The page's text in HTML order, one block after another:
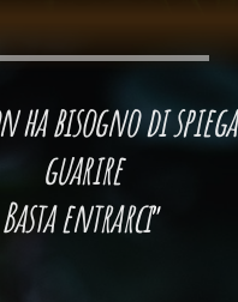
ha bisogno di
guarire
Basta entrarci”